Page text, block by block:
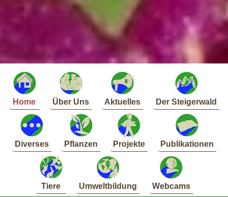
Home Über Uns Aktuelles Der Steigerwald
Diverses Pflanzen Projekte Publikationen
Tiere Umweltbildung Webcams